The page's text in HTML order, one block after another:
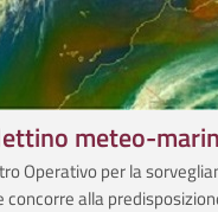
meteo-
Operativo per la
concorre alla